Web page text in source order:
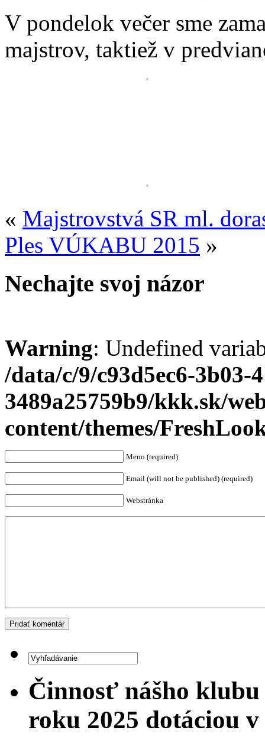
V pondelok večer sme
majstrov, taktiež v
« Majstrovstvá SR ml.
Ples VÚKABU 2015 »
Nechajte svoj názor
Warning: Undefined
/data/c/9/c93d5ec6-3b03-
3489a25759b9/kkk.sk/
content/themes/
Meno (required)
Email (will not be published) (required)
Webstránka
Činnosť nášho
roku 2025 dotáciou v